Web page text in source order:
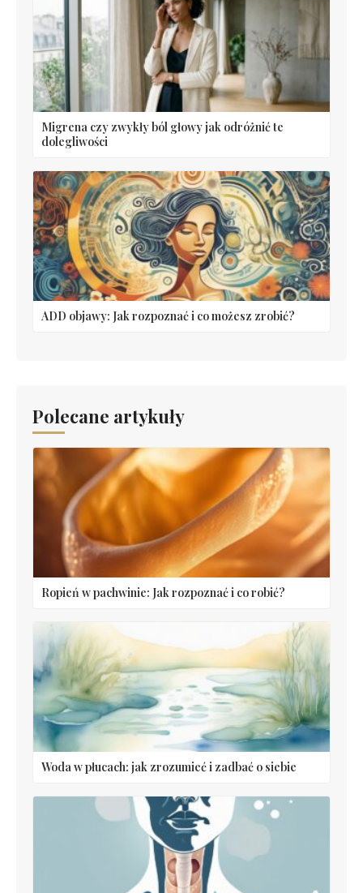
Migrena czy zwykły ból głowy jak odróżnić te
dolegliwości
ADD objawy: Jak rozpoznać i co możesz zrobić?
Polecane artykuły
Ropień w pachwinie: Jak rozpoznać i co robić?
Woda w płucach: jak zrozumieć i zadbać o siebie